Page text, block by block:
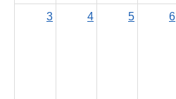
3 4 5 6